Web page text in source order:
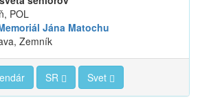
POL
Jána Matochu
Zemník
SR Svet